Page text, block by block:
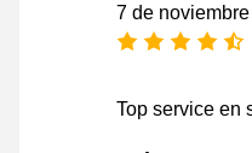
7 de
Top service en